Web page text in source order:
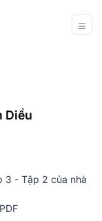
Diều
3 - Tập 2 của nhà